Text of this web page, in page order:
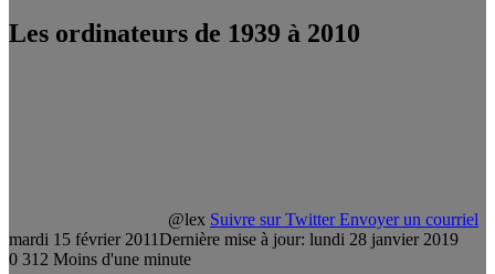
Les ordinateurs de 1939 à 2010
@lex Suivre sur Twitter Envoyer un courriel
mardi 15 février 2011Dernière mise à jour: lundi 28 janvier 2019
0 312 Moins d'une minute